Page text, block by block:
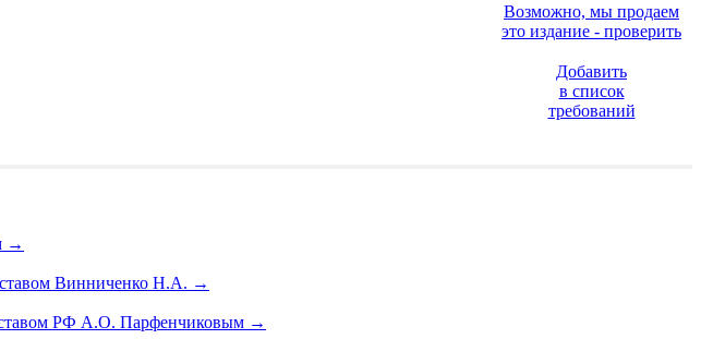
Возможно, мы продаем
это издание - проверить
Добавить
в список
требований
→
Винниченко Н.А. →
РФ А.О. Парфенчиковым →